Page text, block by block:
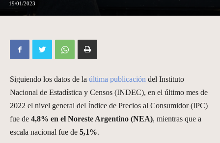
19/01/2023
Siguiendo los datos de la última publicación del Instituto
Nacional de Estadística y Censos (INDEC), en el último mes de
2022 el nivel general del Índice de Precios al Consumidor (IPC)
fue de 4,8% en el Noreste Argentino (NEA), mientras que a
escala nacional fue de 5,1%.